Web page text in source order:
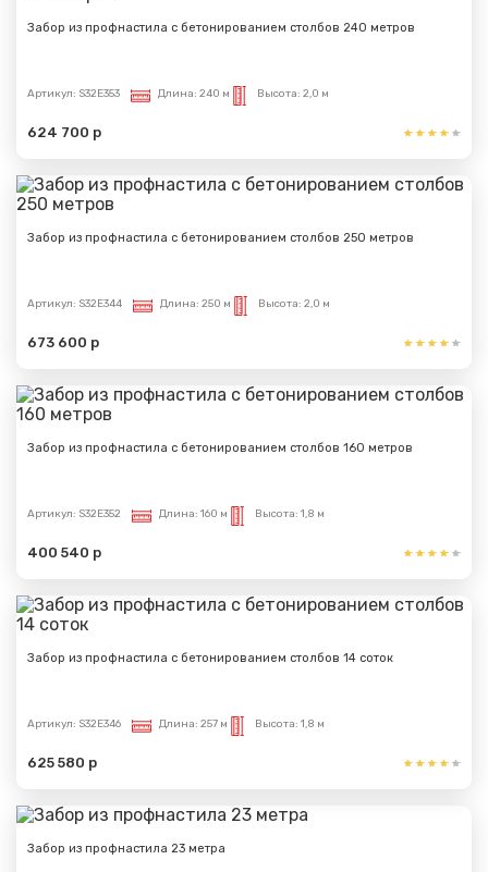
Забор из профнастила с бетонированием столбов 240 метров
Артикул: S32E353 Длина: 240 м Высота: 2,0 м
624 700 р
Забор из профнастила с бетонированием столбов 250 метров
Артикул: S32E344 Длина: 250 м Высота: 2,0 м
673 600 р
Забор из профнастила с бетонированием столбов 160 метров
Артикул: S32E352 Длина: 160 м Высота: 1,8 м
400 540 р
Забор из профнастила с бетонированием столбов 14 соток
Артикул: S32E346 Длина: 257 м Высота: 1,8 м
625 580 р
Забор из профнастила 23 метра